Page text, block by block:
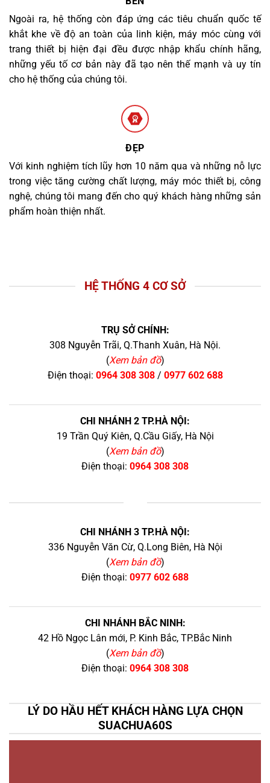
Ngoài ra, hệ thống còn đáp ứng các tiêu chuẩn quốc tế
khắt khe về độ an toàn của linh kiện, máy móc cùng với
trang thiết bị hiện đại đều được nhập khẩu chính hãng,
những yếu tố cơ bản này đã tạo nên thế mạnh và uy tín
cho hệ thống của chúng tôi.
ĐẸP
Với kinh nghiệm tích lũy hơn 10 năm qua và những nỗ lực
trong việc tăng cường chất lượng, máy móc thiết bị, công
nghệ, chúng tôi mang đến cho quý khách hàng những sản
phẩm hoàn thiện nhất.
HỆ THỐNG 4 CƠ SỞ
TRỤ SỞ CHÍNH:
308 Nguyễn Trãi, Q.Thanh Xuân, Hà Nội.
(Xem bản đồ)
Điện thoại: 0964 308 308/ 0977 602 688
CHI NHÁNH 2 TP.HÀ NỘI:
19 Trần Quý Kiên, Q.Cầu Giấy, Hà Nội
(Xem bản đồ)
Điện thoại: 0964 308 308
CHI NHÁNH 3 TP.HÀ NỘI:
336 Nguyễn Văn Cừ, Q.Long Biên, Hà Nội
(Xem bản đồ)
Điện thoại: 0977 602 688
CHI NHÁNH BẮC NINH:
42 Hồ Ngọc Lân mới, P. Kinh Bắc, TP.Bắc Ninh
(Xem bản đồ)
Điện thoại: 0964 308 308
LÝ DO HẦU HẾT KHÁCH HÀNG LỰA CHỌN
SUACHUA60S